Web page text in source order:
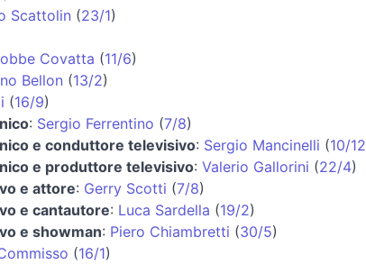
Scattolin (23/1)
Covatta (11/6)
Bellon (13/2)
(16/9)
: Sergio Ferrentino (7/8)
e conduttore televisivo: Sergio Mancinelli (10/12
e produttore televisivo: Valerio Gallorini (22/4)
e attore: Gerry Scotti (7/8)
e cantautore: Luca Sardella (19/2)
e showman: Piero Chiambretti (30/5)
(16/1)